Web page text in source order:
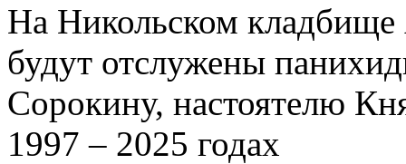
На Никольском
будут отслужены
Сорокину, настоятелю
1997 – 2025 годах